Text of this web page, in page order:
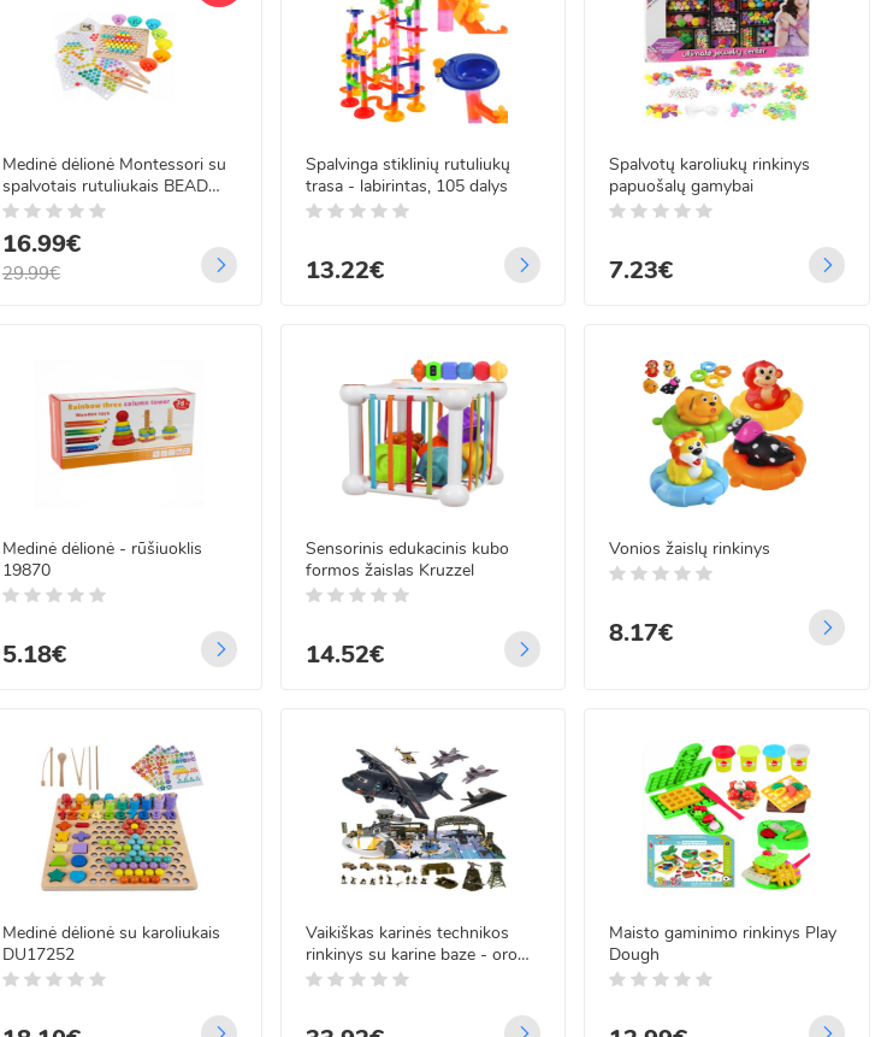
Medinė dėlionė Montessori su
spalvotais rutuliukais BEAD
HOLDER
16.99€
29.99€
Spalvinga stiklinių rutuliukų
trasa - labirintas, 105 dalys
13.22€
Spalvotų karoliukų rinkinys
papuošalų gamybai
7.23€
Medinė dėlionė - rūšiuoklis
19870
5.18€
Sensorinis edukacinis kubo
formos žaislas Kruzzel
14.52€
Vonios žaislų rinkinys
8.17€
Medinė dėlionė su karoliukais
DU17252
Vaikiškas karinės technikos
rinkinys su karine baze - oro
uostas
Maisto gaminimo rinkinys Play
Dough